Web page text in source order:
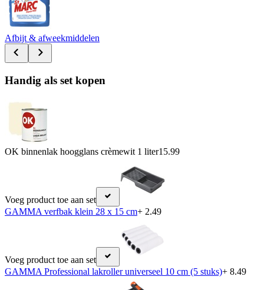
Afbijt & afweekmiddelen
Handig als set kopen
OK binnenlak hoogglans crèmewit 1 liter15.99
Voeg product toe aan set
GAMMA verfbak klein 28 x 15 cm+ 2.49
Voeg product toe aan set
GAMMA Professional lakroller universeel 10 cm (5 stuks)+ 8.49